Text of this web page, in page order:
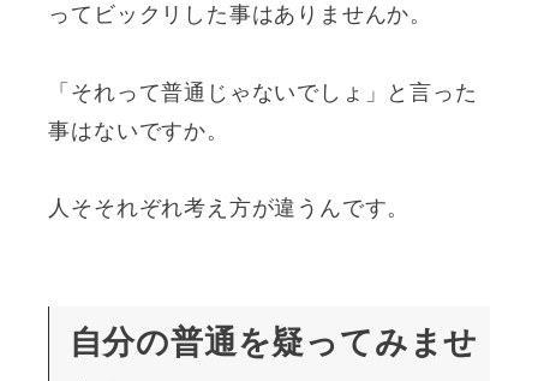
ってビックリした事はありませんか。
「それって普通じゃないでしょ」と言った
事はないですか。
人そそれぞれ考え方が違うんです。
自分の普通を疑ってみませ